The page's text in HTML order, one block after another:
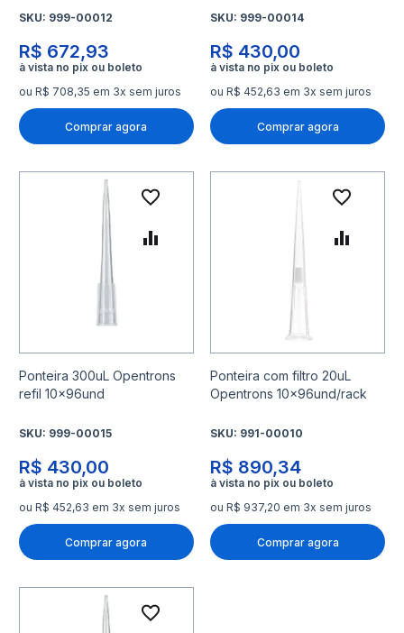
SKU: 999-00012
R$ 672,93
ou R$ 708,35 em 3x sem juros
Comprar agora
SKU: 999-00014
R$ 430,00
ou R$ 452,63 em 3x sem juros
Comprar agora
Ponteira 300uL Opentrons
refil 10x96und
SKU: 999-00015
R$ 430,00
ou R$ 452,63 em 3x sem juros
Comprar agora
Adicionar à lista de
Adicionar para Comparar
Ponteira com filtro 20uL
Opentrons 10x96und/rack
SKU: 991-00010
R$ 890,34
ou R$ 937,20 em 3x sem juros
Comprar agora
Adicionar à lista de